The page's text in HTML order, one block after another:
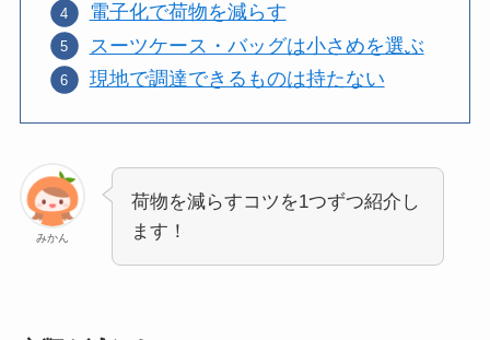
電子化で荷物を減らす
スーツケース・バッグは小さめを選ぶ
現地で調達できるものは持たない
みかん
荷物を減らすコツを1つずつ紹介し
ます！